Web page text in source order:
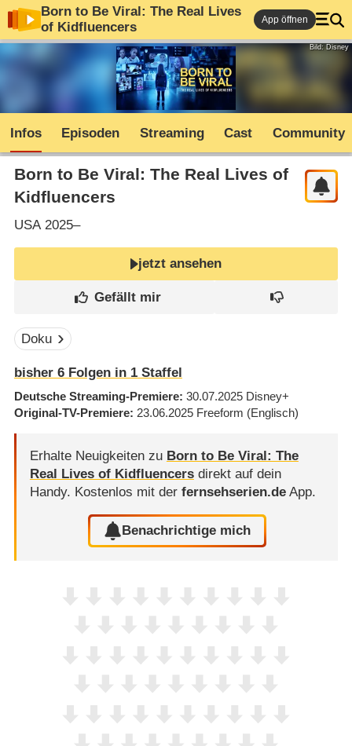
Born to Be Viral: The Real Lives
of Kidfluencers
App öffnen
Bild: Disney
Infos Episoden Streaming Cast Community
Born to Be Viral: The Real Lives of
Kidfluencers
USA2025–
jetzt ansehen
Doku
bisher 6Folgen in 1Staffel
Deutsche Streaming-Premiere 30.07.2025 Disney+
Original-TV-Premiere 23.06.2025 Freeform (Englisch)
Erhalte Neuigkeiten zu Born to Be Viral: The
Real Lives of Kidfluencersdirekt auf dein
Handy. Kostenlos mit der fernsehserien.deApp.
Benachrichtige mich